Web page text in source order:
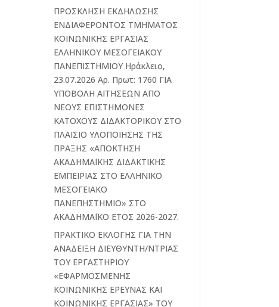
ΠΡΟΣΚΛΗΣΗ ΕΚΔΗΛΩΣΗΣ
ΕΝΔΙΑΦΕΡΟΝΤΟΣ ΤΜΗΜΑΤΟΣ
ΚΟΙΝΩΝΙΚΗΣ ΕΡΓΑΣΙΑΣ
ΕΛΛΗΝΙΚΟΥ ΜΕΣΟΓΕΙΑΚΟΥ
ΠΑΝΕΠΙΣΤΗΜΙΟΥ Ηράκλειο,
23.07.2026 Αρ. Πρωτ: 1760 ΓΙΑ
ΥΠΟΒΟΛΗ ΑΙΤΗΣΕΩΝ ΑΠΟ
ΝΕΟΥΣ ΕΠΙΣΤΗΜΟΝΕΣ
ΚΑΤΟΧΟΥΣ ΔΙΔΑΚΤΟΡΙΚΟΥ ΣΤΟ
ΠΛΑΙΣΙΟ ΥΛΟΠΟΙΗΣΗΣ ΤΗΣ
ΠΡΑΞΗΣ «ΑΠΟΚΤΗΣΗ
ΑΚΑΔΗΜΑΪΚΗΣ ΔΙΔΑΚΤΙΚΗΣ
ΕΜΠΕΙΡΙΑΣ ΣΤΟ ΕΛΛΗΝΙΚΟ
ΜΕΣΟΓΕΙΑΚΟ
ΠΑΝΕΠΗΣΤΗΜΙΟ» ΣΤΟ
ΑΚΑΔΗΜΑΪΚΟ ΕΤΟΣ 2026-2027.
ΠΡΑΚΤΙΚΟ ΕΚΛΟΓΗΣ ΓΙΑ ΤΗΝ
ΑΝΑΔΕΙΞΗ ΔΙΕΥΘΥΝΤΗ/ΝΤΡΙΑΣ
ΤΟΥ ΕΡΓΑΣΤΗΡΙΟΥ
«ΕΦΑΡΜΟΣΜΕΝΗΣ
ΚΟΙΝΩΝΙΚΗΣ ΕΡΕΥΝΑΣ ΚΑΙ
ΚΟΙΝΩΝΙΚΗΣ ΕΡΓΑΣΙΑΣ» ΤΟΥ